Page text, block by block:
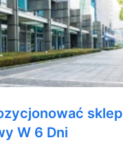
sklep
W 6 Dni